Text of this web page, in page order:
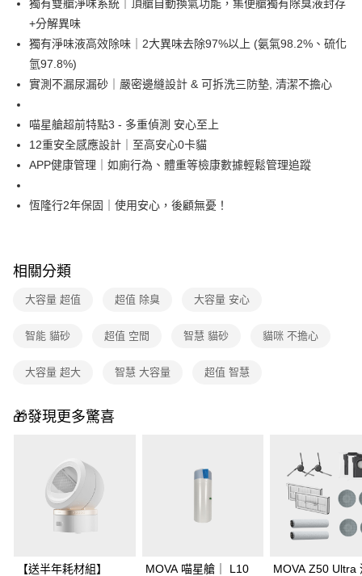
獨有雙艙淨味系統｜頂艙自動換氣功能，集便艙獨有除臭液封存
+分解異味
獨有淨味液高效除味｜2大異味去除97%以上 (氨氣98.2%、硫化
氫97.8%)
實測不漏尿漏砂｜嚴密邊縫設計 & 可拆洗三防墊, 清潔不擔心
喵星艙超前特點3 - 多重偵測 安心至上
12重安全感應設計｜至高安心0卡貓
APP健康管理｜如廁行為、體重等檢康數據輕鬆管理追蹤
恆隆行2年保固｜使用安心，後顧無憂！
相關分類
大容量 超值 超值 除臭 大容量 安心
智能 貓砂 超值 空間 智慧 貓砂 貓咪 不擔心
大容量 超大 智慧 大容量 超值 智慧
🎁發現更多驚喜
【送半年耗材組】
MOVA 喵星艙｜ L10
MOVA Z50 Ultra